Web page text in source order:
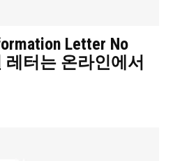
Letter No
레터는 온라인에서